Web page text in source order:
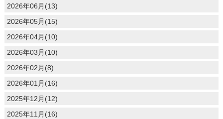
2026年06月(13)
2026年05月(15)
2026年04月(10)
2026年03月(10)
2026年02月(8)
2026年01月(16)
2025年12月(12)
2025年11月(16)